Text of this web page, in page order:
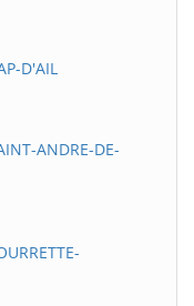
D'AIL
ANDRE-DE-